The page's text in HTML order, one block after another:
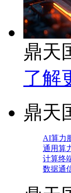
鼎天
了解
鼎天
AI算力
通用算
计算终
数据通